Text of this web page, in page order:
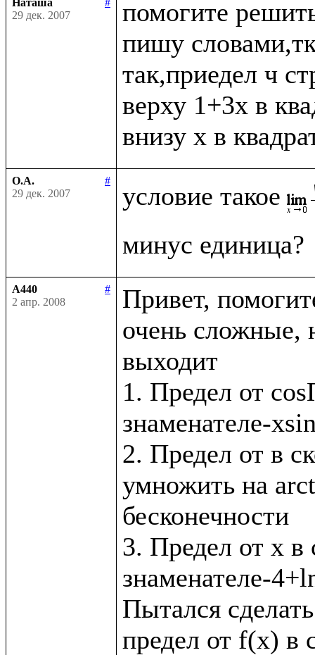
29 дек. 2007
помогите
пишу
так,приедел ч
верху 1+3x в
О.А.
#
29 дек. 2007
условие такое
A440
#
2 апр. 2008
Привет,
очень сложные,
выходит
1. Предел от
знаменателе-
2. Предел от в
умножить на
бесконечности
3. Предел от x в
знаменателе-
Пытался
предел от f(x) в